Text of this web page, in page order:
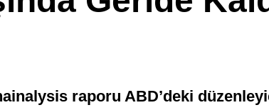
raporu ABD’deki